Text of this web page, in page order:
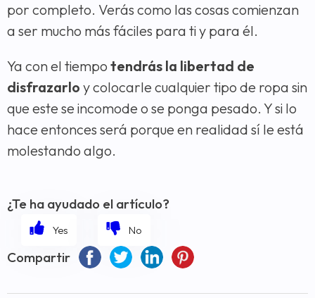
por completo. Verás como las cosas comienzan
a ser mucho más fáciles para ti y para él.
Ya con el tiempo tendrás la libertad de
disfrazarlo y colocarle cualquier tipo de ropa sin
que este se incomode o se ponga pesado. Y si lo
hace entonces será porque en realidad sí le está
molestando algo.
¿Te ha ayudado el artículo?
Compartir